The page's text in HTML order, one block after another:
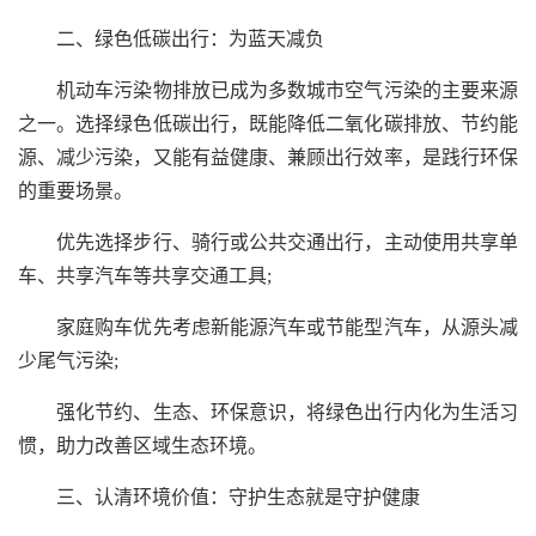
二、绿色低碳出行：为蓝天减负
机动车污染物排放已成为多数城市空气污染的主要来源
之一。选择绿色低碳出行，既能降低二氧化碳排放、节约能
源、减少污染，又能有益健康、兼顾出行效率，是践行环保
的重要场景。
优先选择步行、骑行或公共交通出行，主动使用共享单
车、共享汽车等共享交通工具;
家庭购车优先考虑新能源汽车或节能型汽车，从源头减
少尾气污染;
强化节约、生态、环保意识，将绿色出行内化为生活习
惯，助力改善区域生态环境。
三、认清环境价值：守护生态就是守护健康